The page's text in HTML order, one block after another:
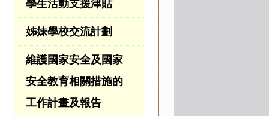
學生活動支援津貼
姊妹學校交流計劃
維護國家安全及國家
安全教育相關措施的
工作計畫及報告